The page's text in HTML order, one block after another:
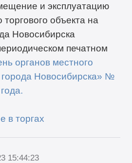
и эксплуатацию
объекта на
Новосибирска
печатном
органов местного
Новосибирска» №
в торгах
15:44:23